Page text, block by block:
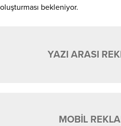
oluşturması bekleniyor.
YAZI ARASI
MOBİL